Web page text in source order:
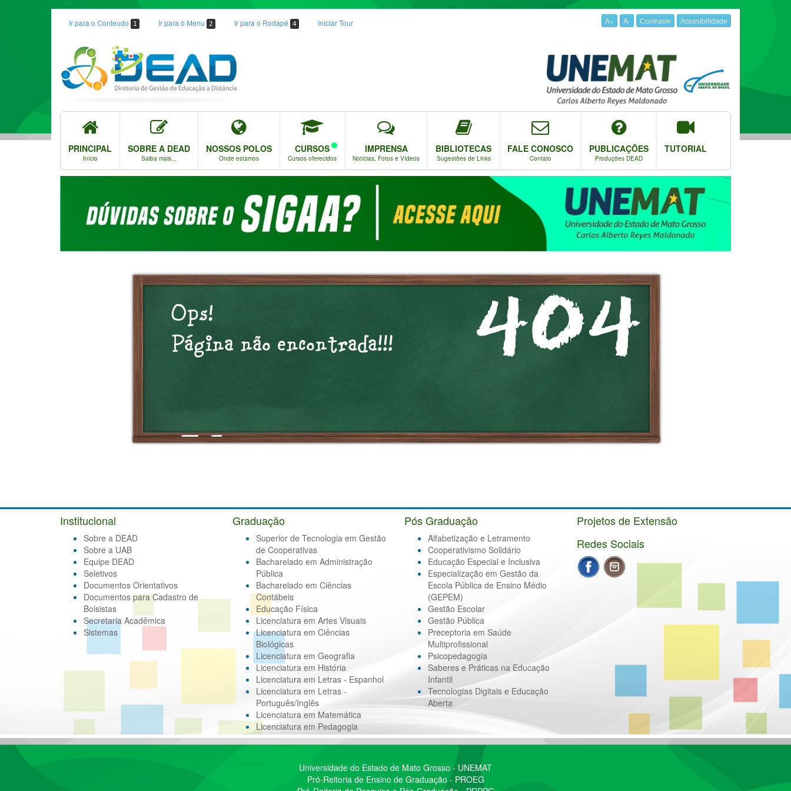
Ir para o Conteudo 1 Ir para o Menu 2 Ir para o Rodapé 4 Iniciar Tour A+ A- Contraste Acessibilidade
PRINCIPAL
Início
SOBRE A DEAD
Saiba mais...
NOSSOS POLOS
Onde estamos
CURSOS
Cursos oferecidos
IMPRENSA
Notícias, Fotos e Vídeos
BIBLIOTECAS
Sugestões de Links
FALE CONOSCO
Contato
PUBLICAÇÕES
Produções DEAD
TUTORIAL
Institucional
Sobre a DEAD
Sobre a UAB
Equipe DEAD
Seletivos
Documentos Orientativos
Documentos para Cadastro de
Bolsistas
Secretaria Acadêmica
Sistemas
Graduação
Superior de Tecnologia em Gestão
de Cooperativas
Bacharelado em Administração
Pública
Bacharelado em Ciências
Contábeis
Educação Física
Licenciatura em Artes Visuais
Licenciatura em Ciências
Biológicas
Licenciatura em Geografia
Licenciatura em História
Licenciatura em Letras - Espanhol
Licenciatura em Letras -
Português/Inglês
Licenciatura em Matemática
Licenciatura em Pedagogia
Pós Graduação
Alfabetização e Letramento
Cooperativismo Solidário
Educação Especial e Inclusiva
Especialização em Gestão da
Escola Pública de Ensino Médio
(GEPEM)
Gestão Escolar
Gestão Pública
Preceptoria em Saúde
Multiprofissional
Psicopedagogia
Saberes e Práticas na Educação
Infantil
Tecnologias Digitais e Educação
Aberta
Projetos de Extensão
Redes Sociais
Universidade do Estado de Mato Grosso - UNEMAT
Pró-Reitoria de Ensino de Graduação - PROEG